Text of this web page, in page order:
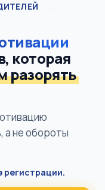
которая
разорять
а не обороты
регистрации.